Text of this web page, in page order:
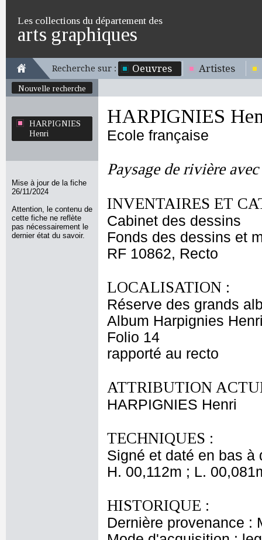
Les collections du département des
arts graphiques
Recherche sur : Oeuvres Artistes
Nouvelle recherche
HARPIGNIES
Henri
Mise à jour de la fiche
26/11/2024
Attention, le contenu de
cette fiche ne reflète
pas nécessairement le
dernier état du savoir.
HARPIGNIES
Ecole française
Paysage de rivière
INVENTAIRES ET
Cabinet des dessins
Fonds des dessins et
RF 10862, Recto
LOCALISATION :
Réserve des grands
Album Harpignies
Folio 14
rapporté au recto
ATTRIBUTION
HARPIGNIES Henri
TECHNIQUES :
Signé et daté en bas à
H. 00,112m ; L.
HISTORIQUE :
Dernière provenance :